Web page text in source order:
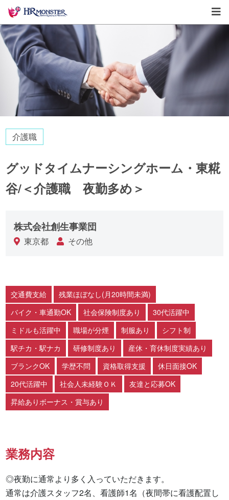
介護職
グッドタイムナーシングホーム・東糀
谷/＜介護職 夜勤多め＞
株式会社創生事業団
東京都 その他
交通費支給
残業ほぼなし(月20時間未満)
バイク・車通勤OK
社会保険制度あり
30代活躍中
ミドルも活躍中
職場が分煙 制服あり
シフト制
駅チカ・駅ナカ
研修制度あり
産休・育休制度実績あり
ブランクOK
学歴不問 資格取得支援
休日面接OK
20代活躍中
社会人未経験ＯＫ
友達と応募OK
昇給ありボーナス・賞与あり
業務内容
◎夜勤に通常より多く入っていただきます。
通常は介護スタッフ2名、看護師1名（夜間帯に看護配置し